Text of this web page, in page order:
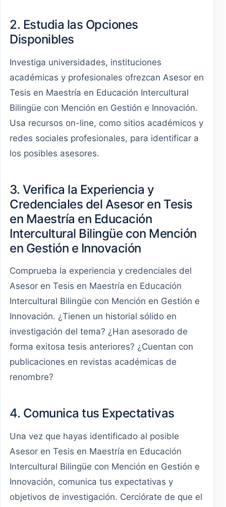
2. Estudia las Opciones
Disponibles
Investiga universidades, instituciones
académicas y profesionales ofrezcan Asesor en
Tesis en Maestría en Educación Intercultural
Bilingüe con Mención en Gestión e Innovación.
Usa recursos on-line, como sitios académicos y
redes sociales profesionales, para identificar a
los posibles asesores.
3. Verifica la Experiencia y
Credenciales del Asesor en Tesis
en Maestría en Educación
Intercultural Bilingüe con Mención
en Gestión e Innovación
Comprueba la experiencia y credenciales del
Asesor en Tesis en Maestría en Educación
Intercultural Bilingüe con Mención en Gestión e
Innovación. ¿Tienen un historial sólido en
investigación del tema? ¿Han asesorado de
forma exitosa tesis anteriores? ¿Cuentan con
publicaciones en revistas académicas de
renombre?
4. Comunica tus Expectativas
Una vez que hayas identificado al posible
Asesor en Tesis en Maestría en Educación
Intercultural Bilingüe con Mención en Gestión e
Innovación, comunica tus expectativas y
objetivos de investigación. Cerciórate de que el